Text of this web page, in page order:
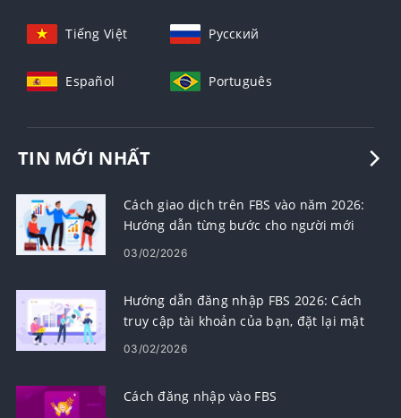
Tiếng Việt Русский
Español Português
TIN MỚI NHẤT
Cách giao dịch trên FBS vào năm 2026:
Hướng dẫn từng bước cho người mới
bắt đầu, Nền tảng, Loại lệnh & Quản lý
03/02/2026
Hướng dẫn đăng nhập FBS 2026: Cách
truy cập tài khoản của bạn, đặt lại mật
khẩu và khắc phục sự cố đăng nhập
03/02/2026
Cách đăng nhập vào FBS